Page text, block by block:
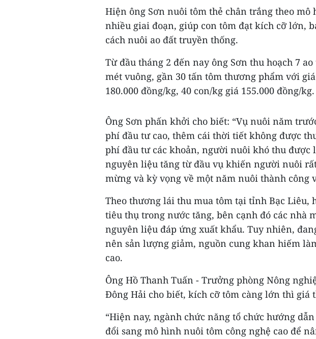
Hiện ông Sơn nuôi tôm thẻ chân trắng theo mô
nhiều giai đoạn, giúp con tôm đạt kích cỡ lớn,
cách nuôi ao đất truyền thống.
Từ đầu tháng 2 đến nay ông Sơn thu hoạch 7
mét vuông, gần 30 tấn tôm thương phẩm với
180.000 đồng/kg, 40 con/kg giá 155.000 đồng/kg.
Ông Sơn phấn khởi cho biết: “Vụ nuôi năm
phí đầu tư cao, thêm cái thời tiết không được
phí đầu tư các khoản, người nuôi khó thu được
nguyên liệu tăng từ đầu vụ khiến người nuôi
mừng và kỳ vọng về một năm nuôi thành công
Theo thương lái thu mua tôm tại tỉnh Bạc Liêu,
tiêu thụ trong nước tăng, bên cạnh đó các nhà
nguyên liệu đáp ứng xuất khẩu. Tuy nhiên,
nên sản lượng giảm, nguồn cung khan hiếm
cao.
Ông Hồ Thanh Tuấn - Trưởng phòng Nông
Đông Hải cho biết, kích cỡ tôm càng lớn thì giá
“Hiện nay, ngành chức năng tổ chức hướng
đổi sang mô hình nuôi tôm công nghệ cao để